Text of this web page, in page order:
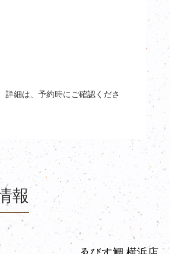
細は、予約時にご確認くださ
報